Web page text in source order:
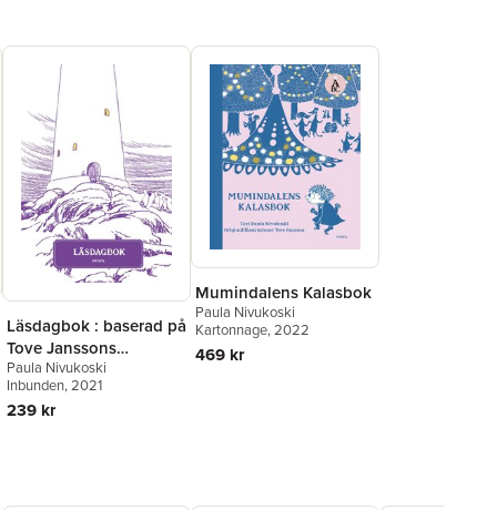
Läsdagbok : baserad på
Tove Janssons
muminberättelser
Paula Nivukoski
Inbunden, 2021
239 kr
Mumindalens Kalasbok
Paula Nivukoski
Kartonnage, 2022
469 kr